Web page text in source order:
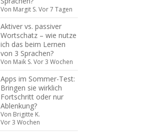
Von Margit S. Vor 7 Tagen
Aktiver vs. passiver
Wortschatz – wie nutze
ich das beim Lernen
von 3 Sprachen?
Von Maik S. Vor 3 Wochen
Apps im Sommer-Test:
Bringen sie wirklich
Fortschritt oder nur
Ablenkung?
Von Brigitte K.
Vor 3 Wochen